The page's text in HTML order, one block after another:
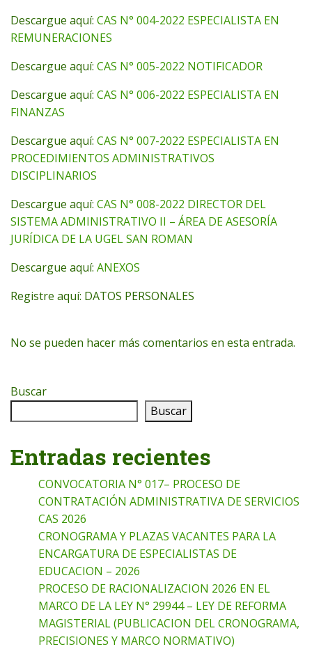
Descargue aquí: CAS N° 004-2022 ESPECIALISTA EN
REMUNERACIONES
Descargue aquí: CAS N° 005-2022 NOTIFICADOR
Descargue aquí: CAS N° 006-2022 ESPECIALISTA EN
FINANZAS
Descargue aquí: CAS N° 007-2022 ESPECIALISTA EN
PROCEDIMIENTOS ADMINISTRATIVOS
DISCIPLINARIOS
Descargue aquí: CAS N° 008-2022 DIRECTOR DEL
SISTEMA ADMINISTRATIVO II – ÁREA DE ASESORÍA
JURÍDICA DE LA UGEL SAN ROMAN
Descargue aquí: ANEXOS
Registre aquí: DATOS PERSONALES
No se pueden hacer más comentarios en esta entrada.
Buscar
Buscar
Entradas recientes
CONVOCATORIA N° 017– PROCESO DE
CONTRATACIÓN ADMINISTRATIVA DE SERVICIOS
CAS 2026
CRONOGRAMA Y PLAZAS VACANTES PARA LA
ENCARGATURA DE ESPECIALISTAS DE
EDUCACION – 2026
PROCESO DE RACIONALIZACION 2026 EN EL
MARCO DE LA LEY N° 29944 – LEY DE REFORMA
MAGISTERIAL (PUBLICACION DEL CRONOGRAMA,
PRECISIONES Y MARCO NORMATIVO)